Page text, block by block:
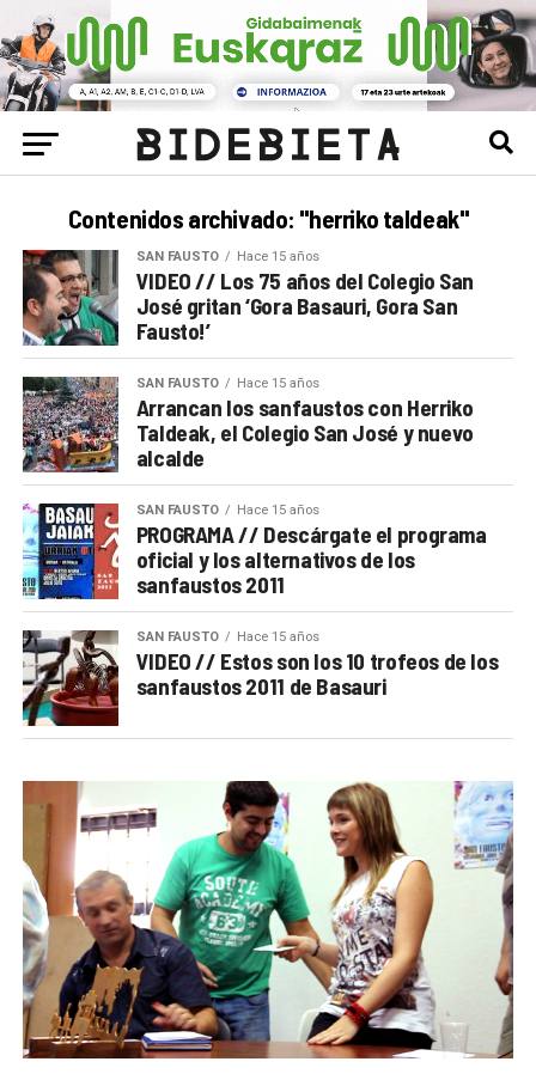
Contenidos archivado: "herriko taldeak"
SAN FAUSTO Hace 15 años
VIDEO // Los 75 años del Colegio San
José gritan ‘Gora Basauri, Gora San
Fausto!’
SAN FAUSTO Hace 15 años
Arrancan los sanfaustos con Herriko
Taldeak, el Colegio San José y nuevo
alcalde
SAN FAUSTO Hace 15 años
PROGRAMA // Descárgate el programa
oficial y los alternativos de los
sanfaustos 2011
SAN FAUSTO Hace 15 años
VIDEO // Estos son los 10 trofeos de los
sanfaustos 2011 de Basauri